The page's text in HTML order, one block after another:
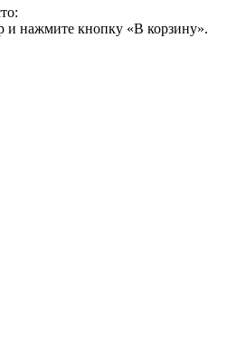
и нажмите кнопку «В корзину».